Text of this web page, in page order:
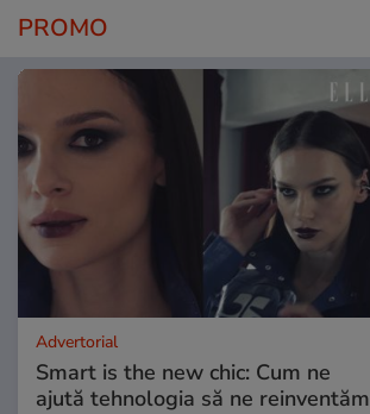
PROMO
Advertorial
Smart is the new chic: Cum ne
ajută tehnologia să ne reinventăm